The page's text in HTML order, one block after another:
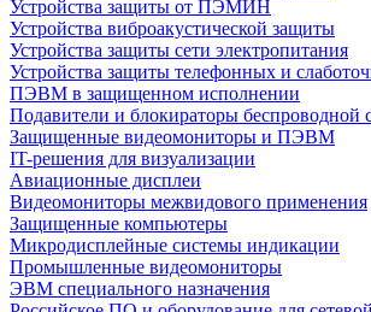
Устройства защиты от ПЭМИН
Устройства виброакустической защиты
Устройства защиты сети электропитания
Устройства защиты телефонных и
ПЭВМ в защищенном исполнении
Подавители и блокираторы беспроводной
Защищенные видеомониторы и ПЭВМ
IT-решения для визуализации
Авиационные дисплеи
Видеомониторы межвидового применения
Защищенные компьютеры
Микродисплейные системы индикации
Промышленные видеомониторы
ЭВМ специального назначения